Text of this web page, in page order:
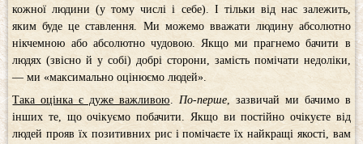
кожної людини (у тому числі і себе). І тільки від нас залежить,
яким буде це ставлення. Ми можемо вважати людину абсолютно
нікчемною або абсолютно чудовою. Якщо ми прагнемо бачити в
людях (звісно й у собі) добрі сторони, замість помічати недоліки,
— ми «максимально оцінюємо людей».
Така оцінка є дуже важливою. По-перше, зазвичай ми бачимо в
інших те, що очікуємо побачити. Якщо ви постійно очікуєте від
людей прояв їх позитивних рис і помічаєте їх найкращі якості, вам